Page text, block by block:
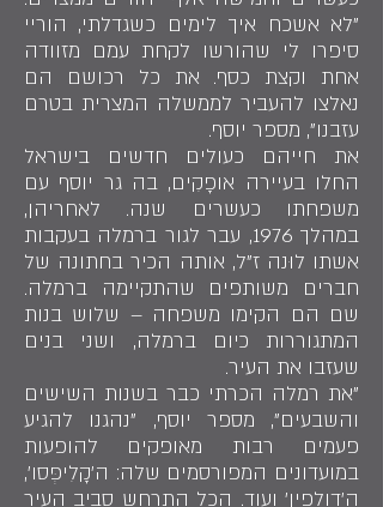
"לא אשכח איך לימים כשגדלתי, הוריי
סיפרו לי שהורשו לקחת עמם מזוודה
אחת וקצת כסף. את כל רכושם הם
נאלצו להעביר לממשלה המצרית בטרם
עזבנו", מספר יוסף.
את חייהם כעולים חדשים בישראל
החלו בעיירה אופָקִים, בה גר יוסף עם
משפחתו כעשרים שנה. לאחריהן,
במהלך 1976, עבר לגור ברמלה בעקבות
אשתו לוּנה ז"ל, אותה הכיר בחתונה של
חברים משותפים שהתקיימה ברמלה.
שם הם הקימו משפחה – שלוש בנות
המתגוררות כיום ברמלה, ושני בנים
שעזבו את העיר.
"את רמלה הכרתי כבר בשנות השישים
והשבעים", מספר יוסף, "נהגנו להגיע
פעמים רבות מאופקים להופעות
במועדונים המפורסמים שלה: ה'קָלִיפְּסו',
ה'דולפין' ועוד. הכל התרחש סביב העיר